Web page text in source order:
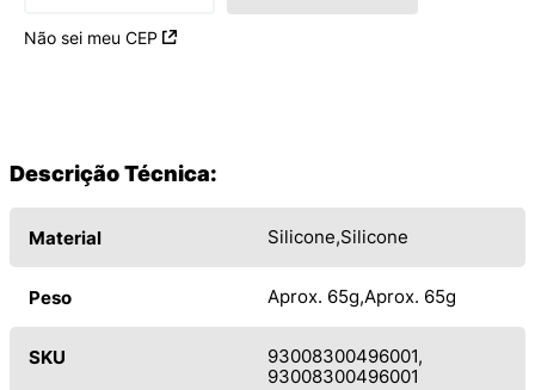
Não sei meu CEP
Descrição Técnica:
Material Silicone Silicone
Peso Aprox. 65g Aprox. 65g
SKU
93008300496001
93008300496001